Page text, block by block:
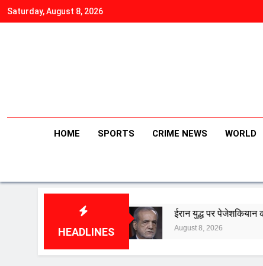
Skip
to
Saturday, August 8, 2026
HOME SPORTS CRIME NEWS WORLD
HEADLINES
ईरान युद्ध पर पेजेशकियान का बड़ा बयान- ‘हमने
August 8, 2026